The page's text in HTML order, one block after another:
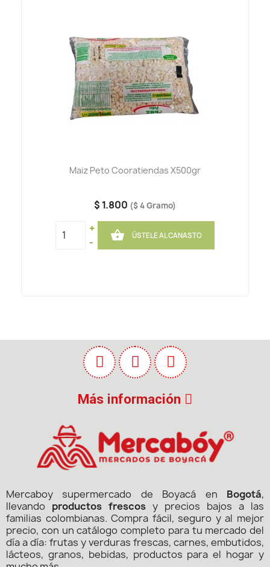
Maiz Peto Cooratiendas X500gr
$ 1.800 ($ 4 Gramo)
+
-
 ÚSTELE AL CANASTO
Más información
Mercaboy supermercado de Boyacá en Bogotá,
llevando productos frescos y precios bajos a las
familias colombianas. Compra fácil, seguro y al mejor
precio, con un catálogo completo para tu mercado del
día a día: frutas y verduras frescas, carnes, embutidos,
lácteos, granos, bebidas, productos para el hogar y